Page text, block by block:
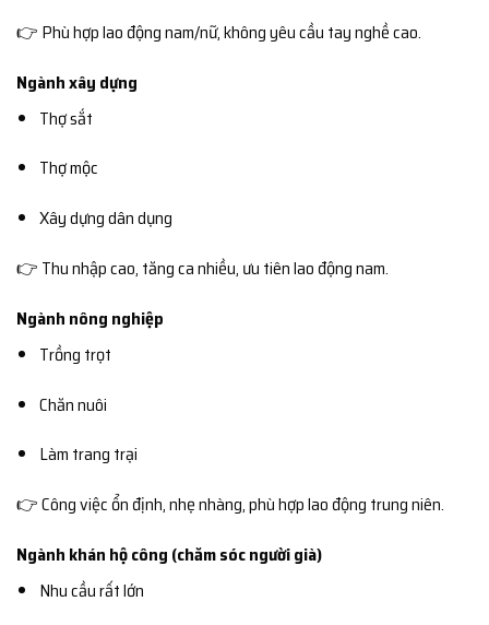
👉 Phù hợp lao động nam/nữ, không yêu cầu tay nghề cao.
Ngành xây dựng
Thợ sắt
Thợ mộc
Xây dựng dân dụng
👉 Thu nhập cao, tăng ca nhiều, ưu tiên lao động nam.
Ngành nông nghiệp
Trồng trọt
Chăn nuôi
Làm trang trại
👉 Công việc ổn định, nhẹ nhàng, phù hợp lao động trung niên.
Ngành khán hộ công (chăm sóc người già)
Nhu cầu rất lớn